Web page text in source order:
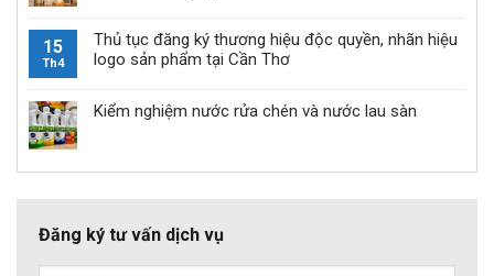
15
Th4
Thủ tục đăng ký thương hiệu độc quyền, nhãn hiệu
logo sản phẩm tại Cần Thơ
Kiểm nghiệm nước rửa chén và nước lau sàn
Đăng ký tư vấn dịch vụ